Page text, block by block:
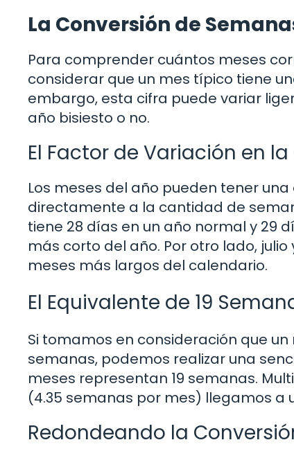
La Conversión de
Para comprender cuántos meses
considerar que un mes típico tiene
embargo, esta cifra puede variar
año bisiesto o no.
El Factor de Variación en
Los meses del año pueden tener una
directamente a la cantidad de
tiene 28 días en un año normal y 29
más corto del año. Por otro lado,
meses más largos del calendario.
El Equivalente de 19
Si tomamos en consideración que
semanas, podemos realizar una
meses representan 19 semanas.
(4.35 semanas por mes) llegamos a
Redondeando la